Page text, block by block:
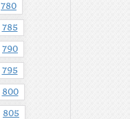
780
785
790
795
800
805